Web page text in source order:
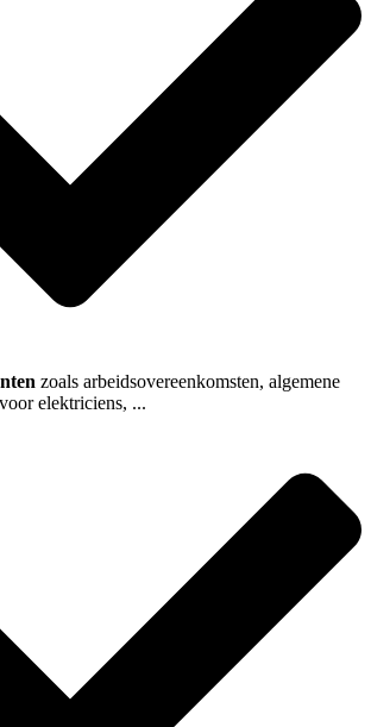
zoals arbeidsovereenkomsten, algemene
elektriciens, ...